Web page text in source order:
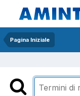
Pagina Iniziale